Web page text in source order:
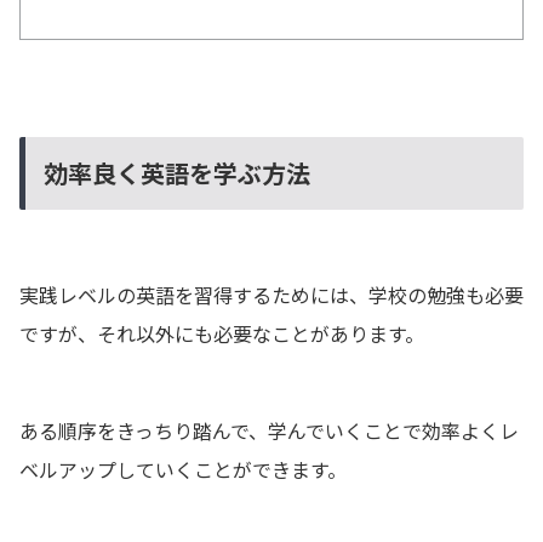
効率良く英語を学ぶ方法
実践レベルの英語を習得するためには、学校の勉強も必要
ですが、それ以外にも必要なことがあります。
ある順序をきっちり踏んで、学んでいくことで効率よくレ
ベルアップしていくことができます。